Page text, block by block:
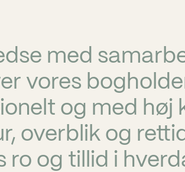
med
vores
og med høj
overblik og
ro og tillid i